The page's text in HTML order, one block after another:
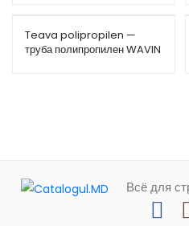
Teava polipropilen —
труба полипропилен WAVIN
Всё для